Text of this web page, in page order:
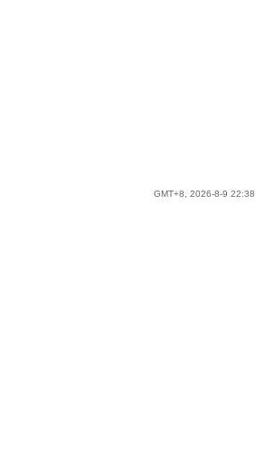
GMT+8, 2026-8-9 22:38